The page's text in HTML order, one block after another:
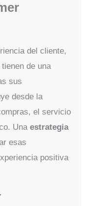
del cliente,
de una
sus
desde la
el servicio
Unaestrategia
esas
positiva